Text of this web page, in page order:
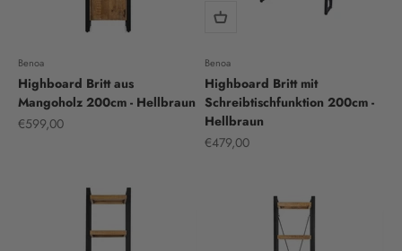
Benoa
Highboard Britt aus
Mangoholz 200cm - Hellbraun
Sale price
€599,00
Benoa
Highboard Britt mit
Schreibtischfunktion 200cm -
Hellbraun
Sale price
€479,00